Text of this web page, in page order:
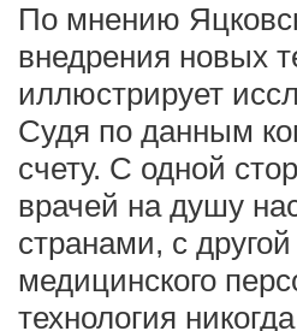
По мнению
внедрения новых
иллюстрирует
Судя по данным
счету. С одной
врачей на душу
странами, с
медицинского
технология